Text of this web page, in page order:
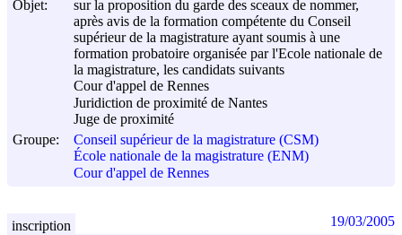
Objet:
sur la proposition du garde des sceaux de nommer,
après avis de la formation compétente du Conseil
supérieur de la magistrature ayant soumis à une
formation probatoire organisée par l'Ecole nationale de
la magistrature, les candidats suivants
Cour d'appel de Rennes
Juridiction de proximité de Nantes
Juge de proximité
Groupe:
Conseil supérieur de la magistrature (CSM)
École nationale de la magistrature (ENM)
Cour d'appel de Rennes
inscription 19/03/2005